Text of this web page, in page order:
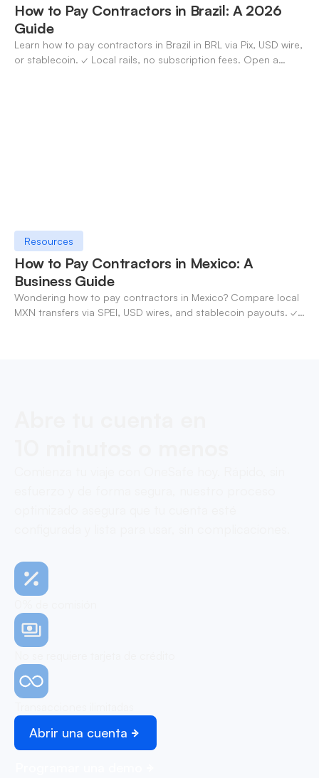
How to Pay Contractors in Brazil: A 2026
Guide
Learn how to pay contractors in Brazil in BRL via Pix, USD wire,
or stablecoin. ✓ Local rails, no subscription fees. Open a
Resources
How to Pay Contractors in Mexico: A
Business Guide
Wondering how to pay contractors in Mexico? Compare local
MXN transfers via SPEI, USD wires, and stablecoin payouts. ✓
Abrir una cuenta